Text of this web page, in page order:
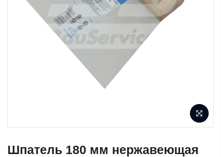
Шпатель 180 мм нержавеющая